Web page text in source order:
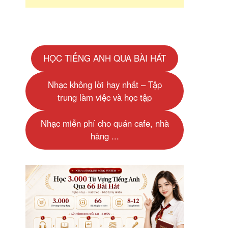
HỌC TIẾNG ANH QUA BÀI HÁT
Nhạc không lời hay nhất – Tập
trung làm việc và học tập
Nhạc miễn phí cho quán cafe, nhà
hàng ...